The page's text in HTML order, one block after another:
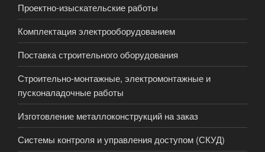
Проектно-изыскательские работы
Комплектация электрооборудованием
Поставка строительного оборудования
Строительно-монтажные, электромонтажные и
пусконаладочные работы
Изготовление металлоконструкций на заказ
Системы контроля и управления доступом (СКУД)